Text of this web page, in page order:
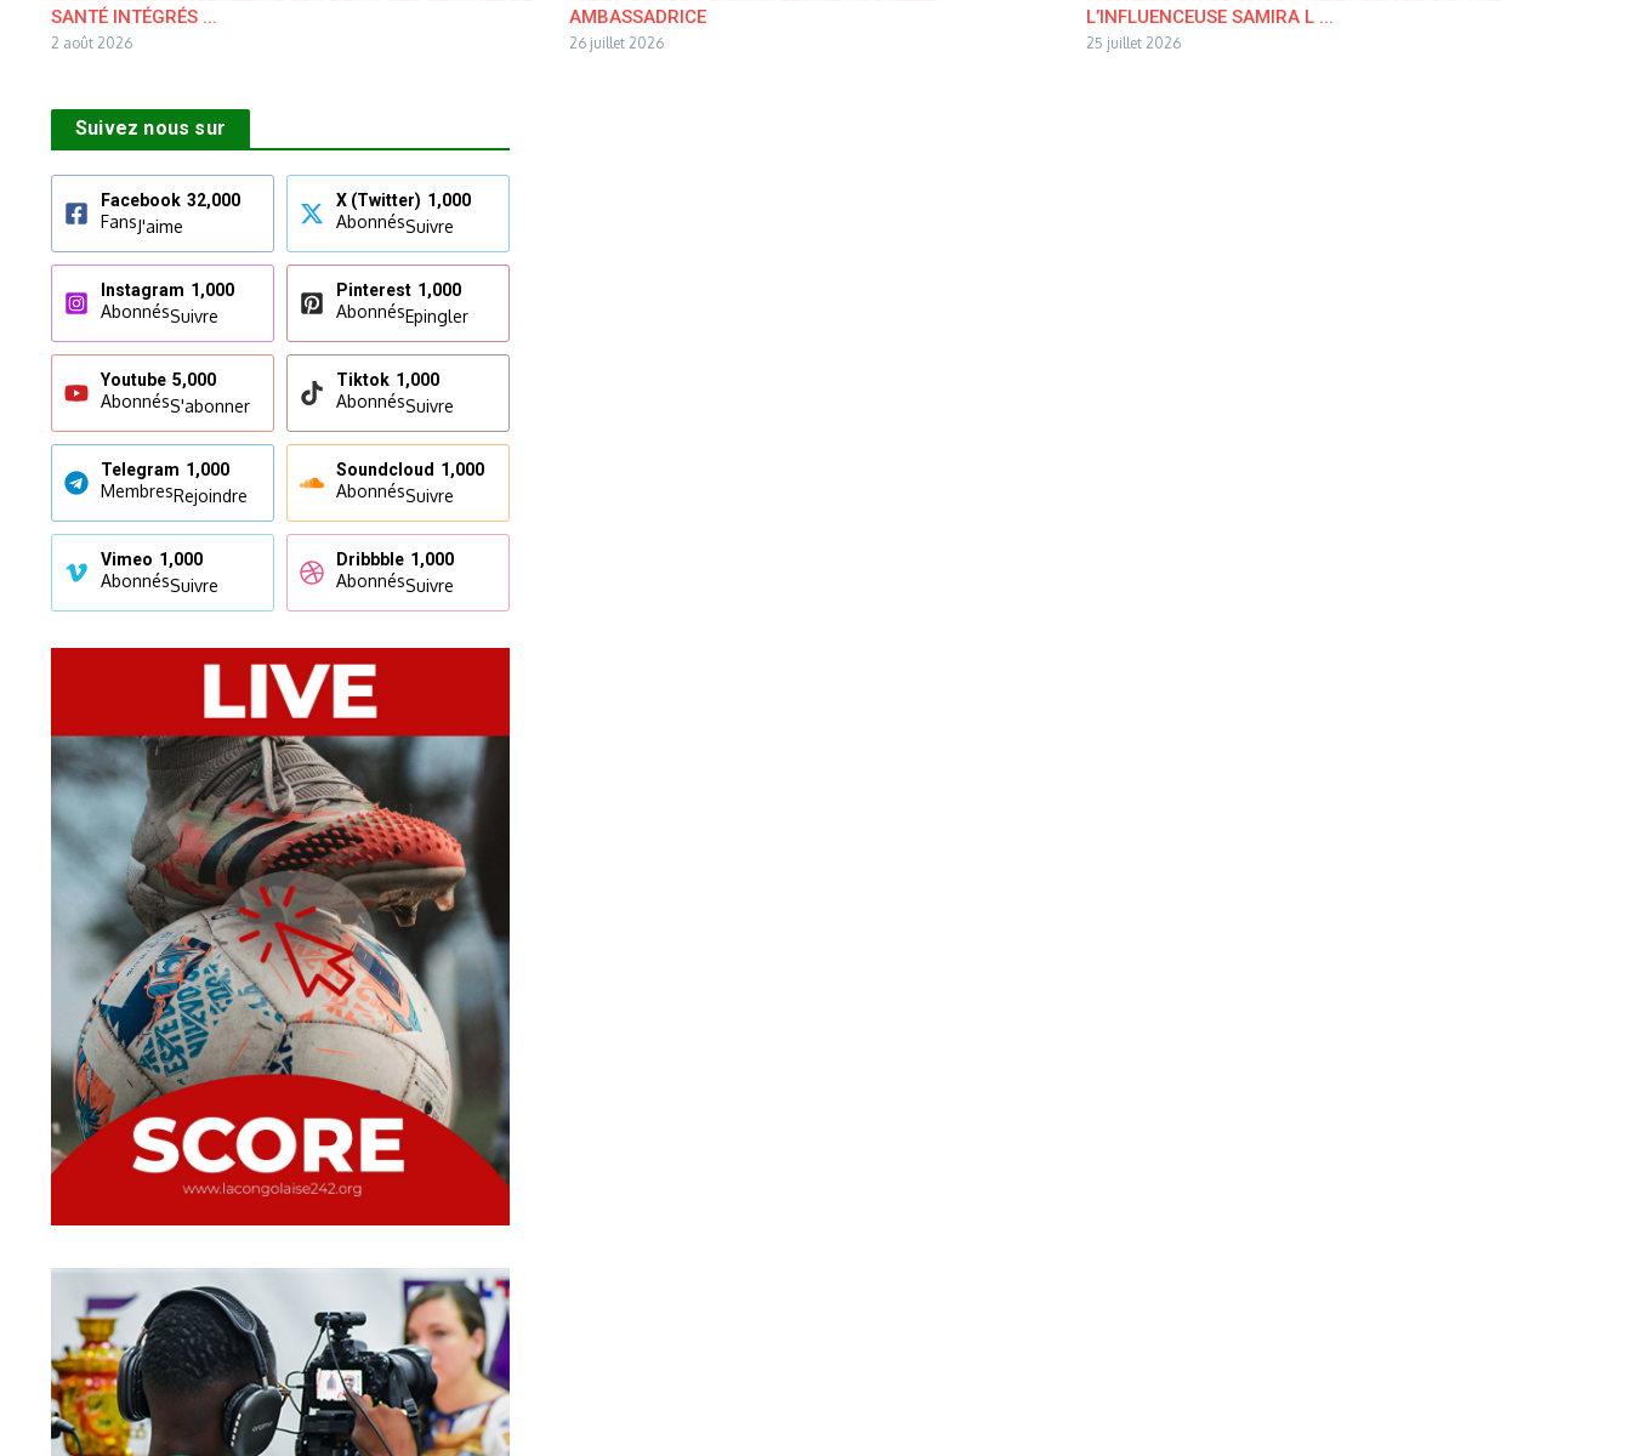
SANTÉ INTÉGRÉS ...
2 août 2026
AMBASSADRICE
26 juillet 2026
L’INFLUENCEUSE SAMIRA L ...
25 juillet 2026
Suivez nous sur
Facebook 32,000
FansJ'aime
X (Twitter) 1,000
AbonnésSuivre
Instagram 1,000
AbonnésSuivre
Pinterest 1,000
AbonnésEpingler
Youtube 5,000
AbonnésS'abonner
Tiktok 1,000
AbonnésSuivre
Telegram 1,000
MembresRejoindre
Soundcloud 1,000
AbonnésSuivre
Vimeo 1,000
AbonnésSuivre
Dribbble 1,000
AbonnésSuivre